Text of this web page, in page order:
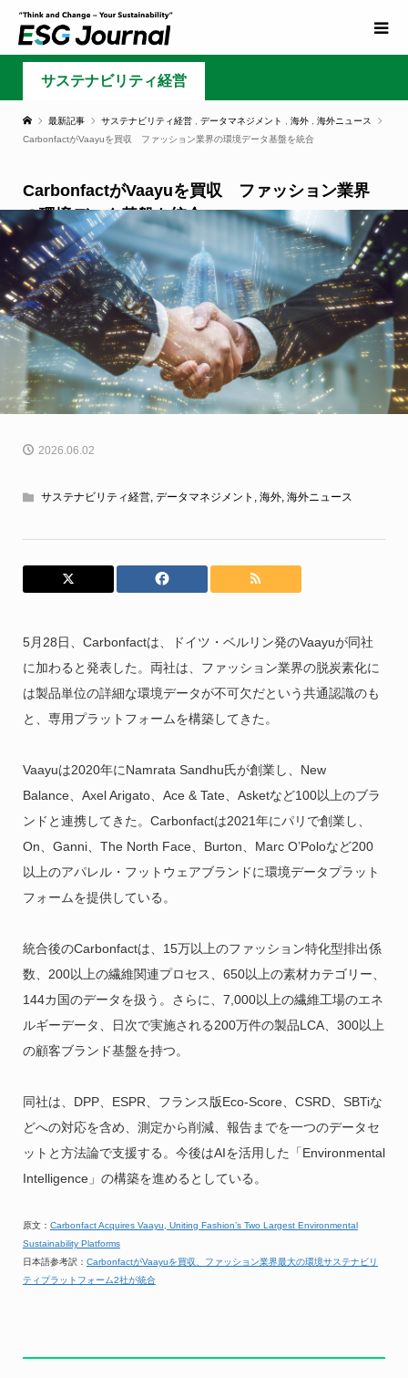
サステナビリティ経営
最新記事 サステナビリティ経営 データマネジメント 海外
海外ニュース
CarbonfactがVaayuを買収 ファッション業界の環境データ基盤を統合
CarbonfactがVaayuを買収 ファッション業界
の環境データ基盤を統合
2026.06.02
サステナビリティ経営, データマネジメント , 海外, 海外ニュース
5月28日、Carbonfactは、ドイツ・ベルリン発のVaayuが同社
に加わると発表した。両社は、ファッション業界の脱炭素化に
は製品単位の詳細な環境データが不可欠だという共通認識のも
と、専用プラットフォームを構築してきた。
Vaayuは2020年にNamrata Sandhu氏が創業し、New
Balance、Axel Arigato、Ace & Tate、Asketなど100以上のブラ
ンドと連携してきた。Carbonfactは2021年にパリで創業し、
On、Ganni、The North Face、Burton、Marc O’Poloなど200
以上のアパレル・フットウェアブランドに環境データプラット
フォームを提供している。
統合後のCarbonfactは、15万以上のファッション特化型排出係
数、200以上の繊維関連プロセス、650以上の素材カテゴリー、
144カ国のデータを扱う。さらに、7,000以上の繊維工場のエネ
ルギーデータ、日次で実施される200万件の製品LCA、300以上
の顧客ブランド基盤を持つ。
同社は、DPP、ESPR、フランス版Eco-Score、CSRD、SBTiな
どへの対応を含め、測定から削減、報告までを一つのデータセ
ットと方法論で支援する。今後はAIを活用した「Environmental
Intelligence」の構築を進めるとしている。
原文： Carbonfact Acquires Vaayu, Uniting Fashion’s Two Largest Environmental
Sustainability Platforms
日本語参考訳： CarbonfactがVaayuを買収、ファッション業界最大の環境サステナビリ
ティプラットフォーム2社が統合